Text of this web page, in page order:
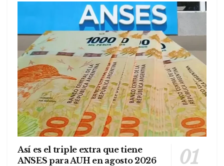
Así es el triple extra que tiene
ANSES para AUH en agosto 2026